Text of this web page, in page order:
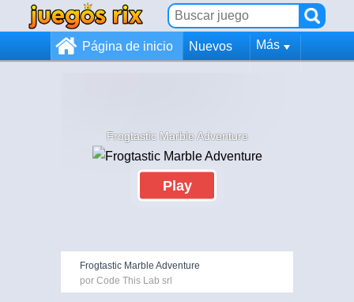
Página de inicio Nuevos Más
Frogtastic Marble Adventure
Play
Frogtastic Marble Adventure
por Code This Lab srl